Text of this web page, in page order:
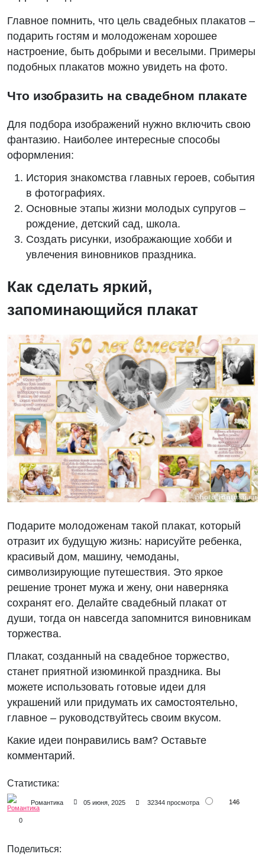
Главное помнить, что цель свадебных плакатов –
подарить гостям и молодоженам хорошее
настроение, быть добрыми и веселыми. Примеры
подобных плакатов можно увидеть на фото.
Что изобразить на свадебном плакате
Для подбора изображений нужно включить свою
фантазию. Наиболее интересные способы
оформления:
История знакомства главных героев, события
в фотографиях.
Основные этапы жизни молодых супругов –
рождение, детский сад, школа.
Создать рисунки, изображающие хобби и
увлечения виновников праздника.
Как сделать яркий,
запоминающийся плакат
Подарите молодоженам такой плакат, который
отразит их будущую жизнь: нарисуйте ребенка,
красивый дом, машину, чемоданы,
символизирующие путешествия. Это яркое
решение тронет мужа и жену, они наверняка
сохранят его. Делайте свадебный плакат от
души, тогда он навсегда запомнится виновникам
торжества.
Плакат, созданный на свадебное торжество,
станет приятной изюминкой праздника. Вы
можете использовать готовые идеи для
украшений или придумать их самостоятельно,
главное – руководствуйтесь своим вкусом.
Какие идеи понравились вам? Оставьте
комментарий.
Статистика:
Романтика 05 июня, 2025 32344 просмотра 146
0
Поделиться: